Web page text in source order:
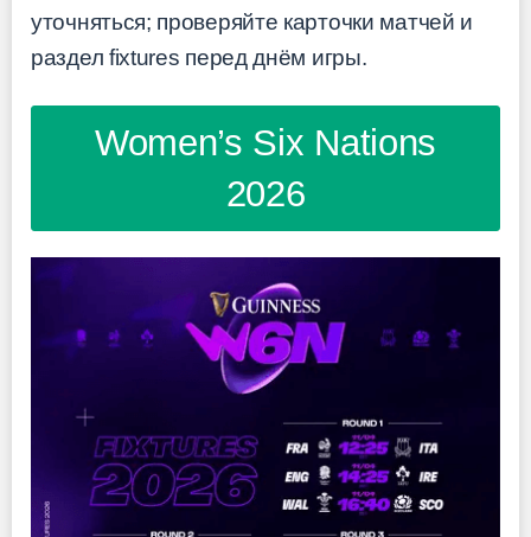
уточняться; проверяйте карточки матчей и
раздел fixtures перед днём игры.
Women’s Six Nations
2026